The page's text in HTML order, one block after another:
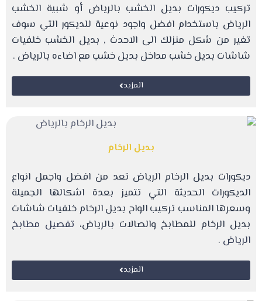
تركيب ديكورات بديل الخشب بالرياض أو شبية الخشب
الرياض باستخدام افضل واجود نوعية للديكور التي سوف
تغير من شكل منزلك الى الاحدث , بديل الخشب خلفيات
شاشات بديل خشب مداخل بديل خشب مع اضاءه بالرياض .
المزيد
بديل الرخام
ديكورات بديل الرخام الرياض تعد من افضل واجمل انواع
الديكورات الحديثة التي تتميز بعدة اشكالها الجميلة
وسعرها المناسب تركيب الواح بديل الرخام خلفيات شاشات
بديل الرخام للمطابخ والصالات بالرياض، تفصيل مطابخ
الرياض .
المزيد